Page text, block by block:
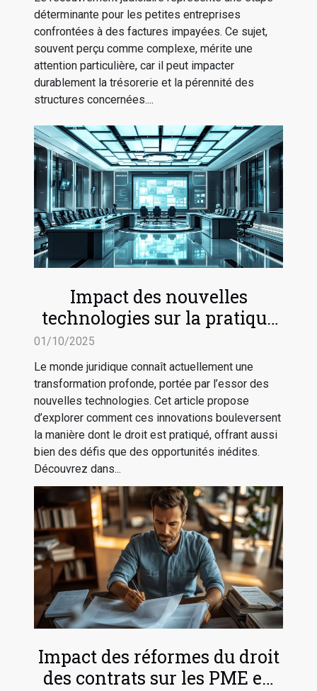
déterminante pour les petites entreprises
confrontées à des factures impayées. Ce sujet,
souvent perçu comme complexe, mérite une
attention particulière, car il peut impacter
durablement la trésorerie et la pérennité des
structures concernées....
Impact des nouvelles
technologies sur la pratique
01/10/2025
Le monde juridique connaît actuellement une
transformation profonde, portée par l’essor des
nouvelles technologies. Cet article propose
d’explorer comment ces innovations bouleversent
la manière dont le droit est pratiqué, offrant aussi
bien des défis que des opportunités inédites.
Découvrez dans...
Impact des réformes du droit
des contrats sur les PME en